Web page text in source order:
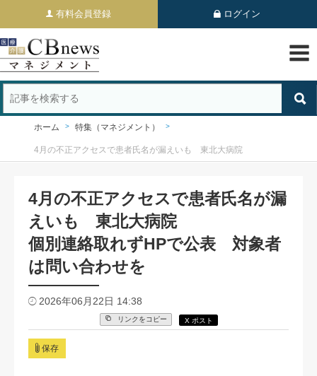
有料会員登録 ログイン
ホーム 特集（マネジメント）
4月の不正アクセスで患者氏名が漏えいも 東北大病院
4月の不正アクセスで患者氏名が漏
えいも 東北大病院
個別連絡取れずHPで公表 対象者
は問い合わせを
2026年06月22日 14:38
リンクをコピー X ポスト
保存